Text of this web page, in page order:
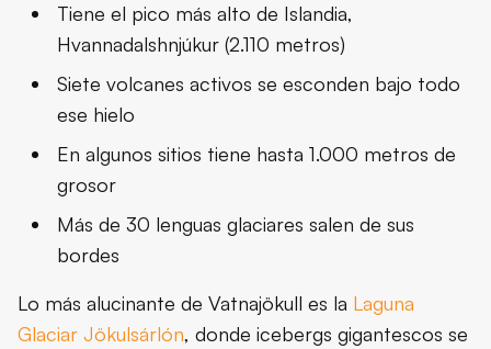
Tiene el pico más alto de Islandia,
Hvannadalshnjúkur (2.110 metros)
Siete volcanes activos se esconden bajo todo
ese hielo
En algunos sitios tiene hasta 1.000 metros de
grosor
Más de 30 lenguas glaciares salen de sus
bordes
Lo más alucinante de Vatnajökull es la Laguna
Glaciar Jökulsárlón, donde icebergs gigantescos se